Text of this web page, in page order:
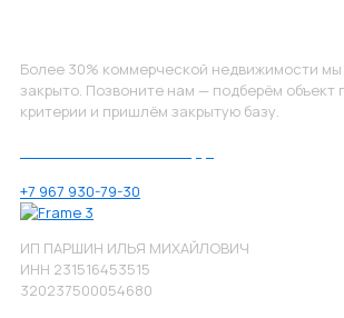
Более 30% коммерческой недвижимости
закрыто. Позвоните нам — подберём объект
критерии и пришлём закрытую базу.
+7 967 930-79-30
ИП ПАРШИН ИЛЬЯ МИХАЙЛОВИЧ
ИНН 231516453515
320237500054680